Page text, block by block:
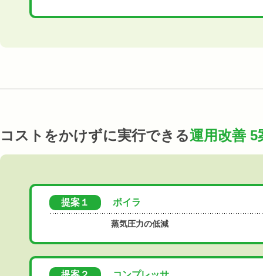
コストをかけずに実行できる運用改善 5
提案１ ボイラ
蒸気圧力の低減